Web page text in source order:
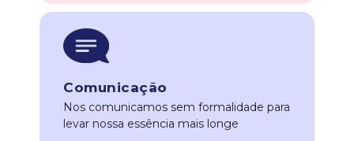
Comunicação
Nos comunicamos sem formalidade para
levar nossa essência mais longe